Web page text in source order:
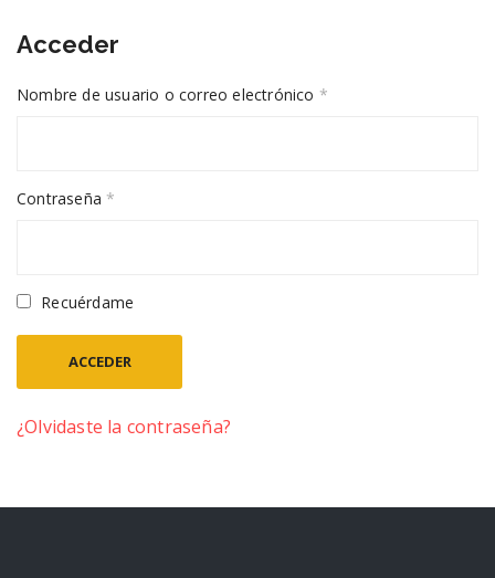
Acceder
Nombre de usuario o correo electrónico *
Contraseña *
Recuérdame
ACCEDER
¿Olvidaste la contraseña?